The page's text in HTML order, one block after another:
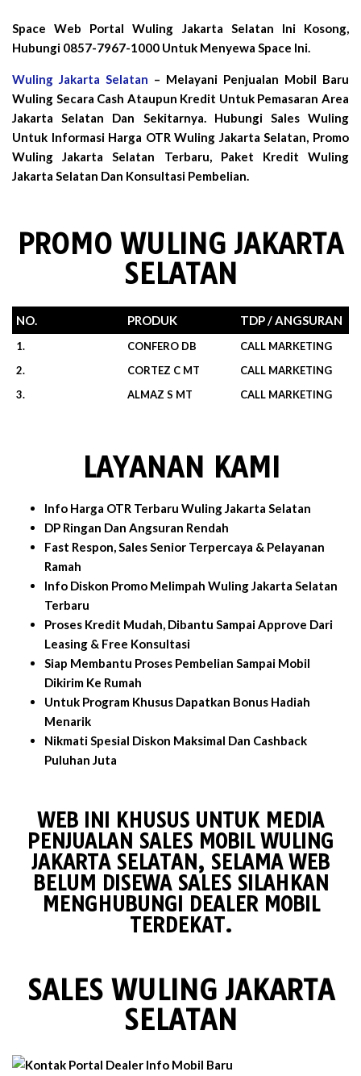
Space Web Portal Wuling Jakarta Selatan Ini Kosong,
Hubungi 0857-7967-1000 Untuk Menyewa Space Ini.
Wuling Jakarta Selatan – Melayani Penjualan Mobil Baru
Wuling Secara Cash Ataupun Kredit Untuk Pemasaran Area
Jakarta Selatan Dan Sekitarnya. Hubungi Sales Wuling
Untuk Informasi Harga OTR Wuling Jakarta Selatan, Promo
Wuling Jakarta Selatan Terbaru, Paket Kredit Wuling
Jakarta Selatan Dan Konsultasi Pembelian.
PROMO WULING JAKARTA
SELATAN
NO. PRODUK TDP / ANGSURAN
1. CONFERO DB
CALL MARKETING
2.
CORTEZ C MT
CALL MARKETING
3.
ALMAZ S MT CALL MARKETING
LAYANAN KAMI
Info Harga OTR Terbaru Wuling Jakarta Selatan
DP Ringan Dan Angsuran Rendah
Fast Respon, Sales Senior Terpercaya & Pelayanan
Ramah
Info Diskon Promo Melimpah Wuling Jakarta Selatan
Terbaru
Proses Kredit Mudah, Dibantu Sampai Approve Dari
Leasing & Free Konsultasi
Siap Membantu Proses Pembelian Sampai Mobil
Dikirim Ke Rumah
Untuk Program Khusus Dapatkan Bonus Hadiah
Menarik
Nikmati Spesial Diskon Maksimal Dan Cashback
Puluhan Juta
WEB INI KHUSUS UNTUK MEDIA
PENJUALAN SALES MOBIL WULING
JAKARTA SELATAN, SELAMA WEB
BELUM DISEWA SALES SILAHKAN
MENGHUBUNGI DEALER MOBIL
TERDEKAT.
SALES WULING JAKARTA
SELATAN